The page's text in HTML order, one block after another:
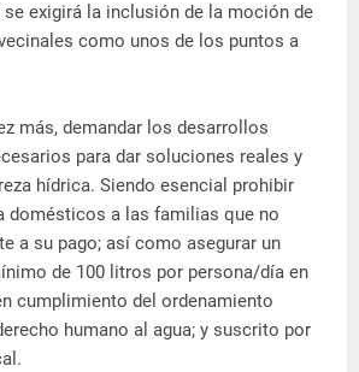
exigirá la inclusión de la moción de
como unos de los puntos a
más, demandar los desarrollos
para dar soluciones reales y
hídrica. Siendo esencial prohibir
domésticos a las familias que no
a su pago; así como asegurar un
de 100 litros por persona/día en
cumplimiento del ordenamiento
humano al agua; y suscrito por